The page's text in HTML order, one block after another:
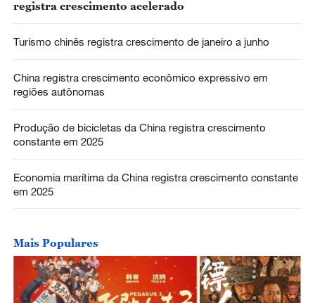
registra crescimento acelerado
Turismo chinês registra crescimento de janeiro a junho
China registra crescimento econômico expressivo em
regiões autônomas
Produção de bicicletas da China registra crescimento
constante em 2025
Economia marítima da China registra crescimento constante
em 2025
Mais Populares